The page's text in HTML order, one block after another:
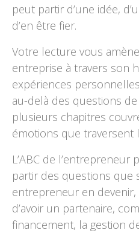
peut partir d’une idée,
d’en être fier.
Votre lecture vous
entreprise à travers son
expériences
au-delà des questions
plusieurs chapitres
émotions que traversent
L’ABC de l’entrepreneur
partir des questions que
entrepreneur en
d’avoir un partenaire,
financement, la gestion